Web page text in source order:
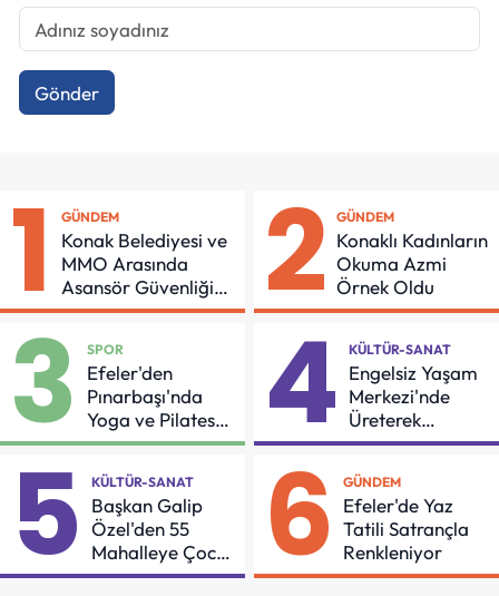
Gönder
1 GÜNDEM
Konak Belediyesi ve
MMO Arasında
Asansör Güvenliği
İçin Önemli Protokol
2 GÜNDEM
Konaklı Kadınların
Okuma Azmi
Örnek Oldu
3 SPOR
Efeler'den
Pınarbaşı'nda
Yoga ve Pilates
Buluşması
4 KÜLTÜR-SANAT
Engelsiz Yaşam
Merkezi'nde
Üreterek
Güçleniyorlar
5 KÜLTÜR-SANAT
Başkan Galip
Özel'den 55
Mahalleye Çocuk
Şenliği
6 GÜNDEM
Efeler'de Yaz
Tatili Satrançla
Renkleniyor